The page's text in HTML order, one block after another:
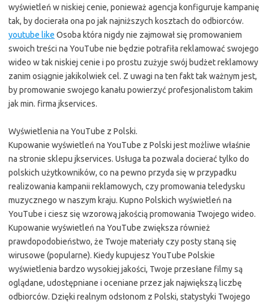
wyświetleń w niskiej cenie, ponieważ agencja konfiguruje kampanię
tak, by docierała ona po jak najniższych kosztach do odbiorców.
youtube like Osoba która nigdy nie zajmował się promowaniem
swoich treści na YouTube nie będzie potrafiła reklamować swojego
wideo w tak niskiej cenie i po prostu zużyje swój budżet reklamowy
zanim osiągnie jakikolwiek cel. Z uwagi na ten fakt tak ważnym jest,
by promowanie swojego kanału powierzyć profesjonalistom takim
jak min. firma jkservices.
Wyświetlenia na YouTube z Polski.
Kupowanie wyświetleń na YouTube z Polski jest możliwe właśnie
na stronie sklepu jkservices. Usługa ta pozwala docierać tylko do
polskich użytkowników, co na pewno przyda się w przypadku
realizowania kampanii reklamowych, czy promowania teledysku
muzycznego w naszym kraju. Kupno Polskich wyświetleń na
YouTube i ciesz się wzorową jakością promowania Twojego wideo.
Kupowanie wyświetleń na YouTube zwiększa również
prawdopodobieństwo, że Twoje materiały czy posty staną się
wirusowe (popularne). Kiedy kupujesz YouTube Polskie
wyświetlenia bardzo wysokiej jakości, Twoje przesłane filmy są
oglądane, udostępniane i oceniane przez jak największą liczbę
odbiorców. Dzięki realnym odsłonom z Polski, statystyki Twojego